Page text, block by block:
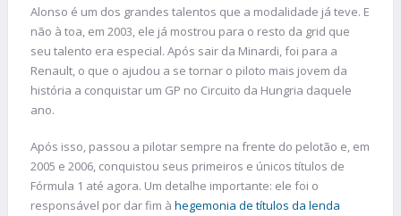
Alonso é um dos grandes talentos que a modalidade já teve. E
não à toa, em 2003, ele já mostrou para o resto da grid que
seu talento era especial. Após sair da Minardi, foi para a
Renault, o que o ajudou a se tornar o piloto mais jovem da
história a conquistar um GP no Circuito da Hungria daquele
ano.
Após isso, passou a pilotar sempre na frente do pelotão e, em
2005 e 2006, conquistou seus primeiros e únicos títulos de
Fórmula 1 até agora. Um detalhe importante: ele foi o
responsável por dar fim à hegemonia de títulos da lenda